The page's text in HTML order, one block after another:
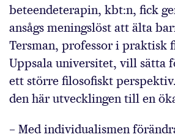
beteendeterapin, kbt:n, fick
ansågs meningslöst att älta
Tersman, professor i praktisk
Uppsala universitet, vill sätta
ett större filosofiskt
den här utvecklingen till en
– Med individualismen